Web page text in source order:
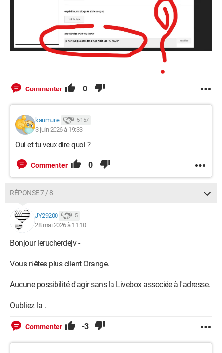
Commenter 0
kaumune 5 157
3 juin 2026 à 19:33
Oui et tu veux dire quoi ?
Commenter 0
RÉPONSE 7 / 8
JY29200 5
28 mai 2026 à 11:10
Bonjour lerucherdejv -
Vous n'êtes plus client Orange.
Aucune possibilité d'agir sans la Livebox associée à l'adresse.
Oubliez la .
Commenter -3